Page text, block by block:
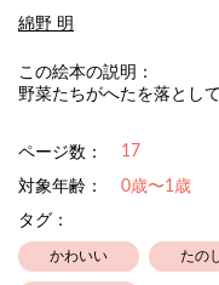
綿野 明
この絵本の説明：
野菜たちがへたを落とし
ページ数： 17
対象年齢：
0歳〜1歳
タグ：
かわいい たの